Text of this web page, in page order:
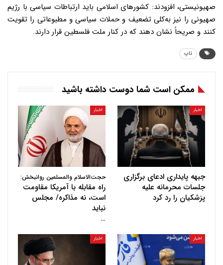
صهیونیستی، افزودند: کشورهای اسلامی باید ارتباطات سیاسی با رژیم
صهیونی را نیز به‌کلی تضعیف و حملات سیاسی و مطبوعاتی را تقویت
کنند و صریحاً نشان دهند که در کنار ملت فلسطین قرار دارند.
تاپ
ممکن است شما دوست داشته باشید
اخبار
جبهه پایداری ادعای برگزاری
جلسات محرمانه علیه
پزشکیان را رد کرد
اخبار
حجت‌الاسلام والمسلمین روانبخش:
راه مقابله با آمریکا مقاومت
است، نه مذاکره/ مجلس
نباید
…
اخبار اخبار